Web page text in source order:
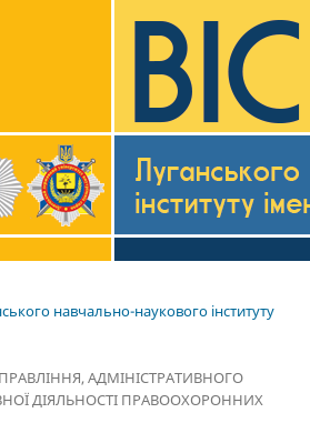
навчально-наукового інституту
АДМІНІСТРАТИВНОГО
ДІЯЛЬНОСТІ ПРАВООХОРОННИХ